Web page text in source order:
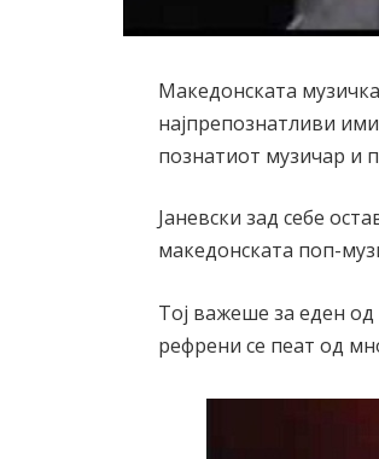
Македонската
најпрепознатливи
познатиот музичар и
Јаневски зад себе
македонската поп-
Тој важеше за еден
рефрени се пеат од